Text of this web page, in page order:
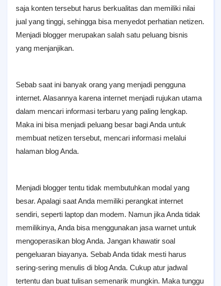
saja konten tersebut harus berkualitas dan memiliki nilai
jual yang tinggi, sehingga bisa menyedot perhatian netizen.
Menjadi blogger merupakan salah satu peluang bisnis
yang menjanjikan.
Sebab saat ini banyak orang yang menjadi pengguna
internet. Alasannya karena internet menjadi rujukan utama
dalam mencari informasi terbaru yang paling lengkap.
Maka ini bisa menjadi peluang besar bagi Anda untuk
membuat netizen tersebut, mencari informasi melalui
halaman blog Anda.
Menjadi blogger tentu tidak membutuhkan modal yang
besar. Apalagi saat Anda memiliki perangkat internet
sendiri, seperti laptop dan modem. Namun jika Anda tidak
memilikinya, Anda bisa menggunakan jasa warnet untuk
mengoperasikan blog Anda. Jangan khawatir soal
pengeluaran biayanya. Sebab Anda tidak mesti harus
sering-sering menulis di blog Anda. Cukup atur jadwal
tertentu dan buat tulisan semenarik mungkin. Maka tunggu